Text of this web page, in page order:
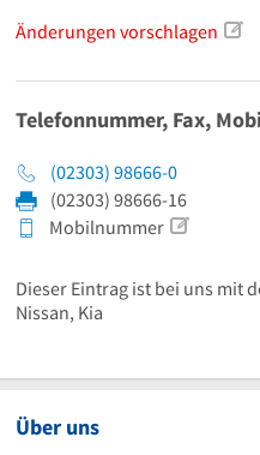
Änderungen vorschlagen
Telefonnummer, Fax,
(02303) 98666-0
(02303) 98666-16
Mobilnummer
Dieser Eintrag ist bei uns mit
Nissan, Kia
Über uns